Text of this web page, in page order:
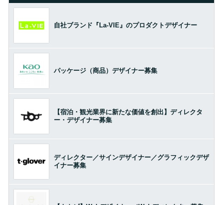
自社ブランド『La-VIE』のプロダクトデザイナー
パッケージ（商品）デザイナー募集
【宿泊・観光業界に新たな価値を創出】ディレクタ
ー・デザイナー募集
ディレクター／サインデザイナー／グラフィックデザ
イナー募集